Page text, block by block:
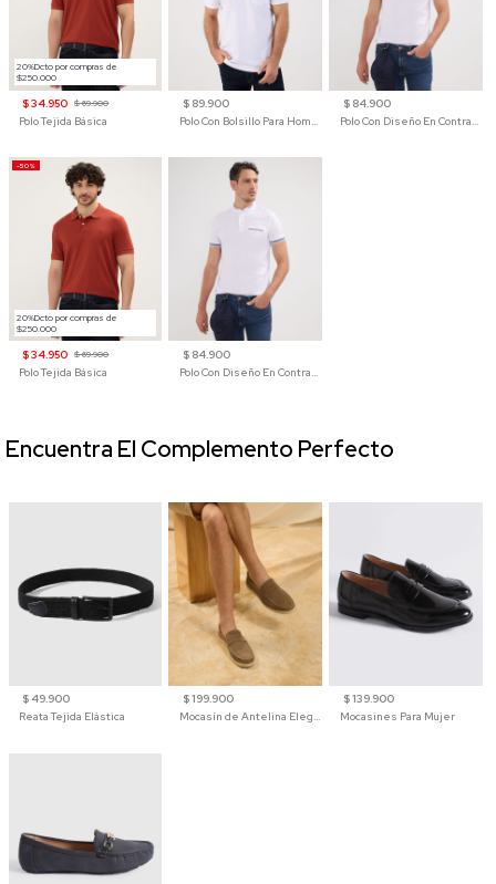
20%Dcto por compras de
$250.000
$ 34.950 $ 69.900
Polo Tejida Básica
$ 89.900
$ 84.900
20%Dcto por compras de
$250.000
-50%
$ 34.950 $ 69.900
Polo Tejida Básica
$ 84.900
$ 49.900
Reata Tejida Elástica
$ 199.900
Mocasín de Antelina Elegante con Suela de Contraste Para Hombre
$ 139.900
Mocasines Para Mujer
Encuentra El Complemento Perfecto